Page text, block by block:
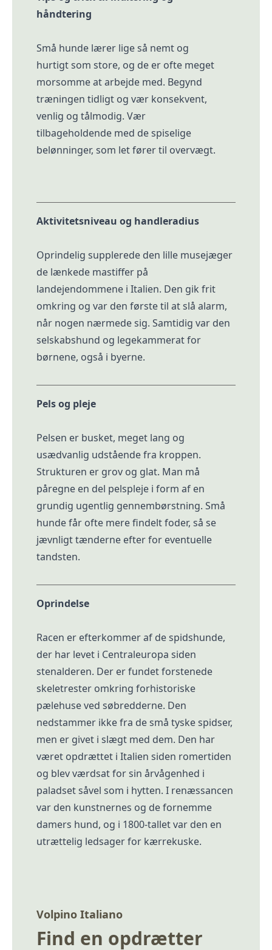
håndtering
Små hunde lærer lige så nemt og
hurtigt som store, og de er ofte meget
morsomme at arbejde med. Begynd
træningen tidligt og vær konsekvent,
venlig og tålmodig. Vær
tilbageholdende med de spiselige
belønninger, som let fører til overvægt.
Aktivitetsniveau og handleradius
Oprindelig supplerede den lille musejæger
de lænkede mastiffer på
landejendommene i Italien. Den gik frit
omkring og var den første til at slå alarm,
når nogen nærmede sig. Samtidig var den
selskabshund og legekammerat for
børnene, også i byerne.
Pels og pleje
Pelsen er busket, meget lang og
usædvanlig udstående fra kroppen.
Strukturen er grov og glat. Man må
påregne en del pelspleje i form af en
grundig ugentlig gennembørstning. Små
hunde får ofte mere findelt foder, så se
jævnligt tænderne efter for eventuelle
tandsten.
Oprindelse
Racen er efterkommer af de spidshunde,
der har levet i Centraleuropa siden
stenalderen. Der er fundet forstenede
skeletrester omkring forhistoriske
pælehuse ved søbredderne. Den
nedstammer ikke fra de små tyske spidser,
men er givet i slægt med dem. Den har
været opdrættet i Italien siden romertiden
og blev værdsat for sin årvågenhed i
paladset såvel som i hytten. I renæssancen
var den kunstnernes og de fornemme
damers hund, og i 1800-tallet var den en
utrættelig ledsager for kærrekuske.
Volpino Italiano
Find en opdrætter